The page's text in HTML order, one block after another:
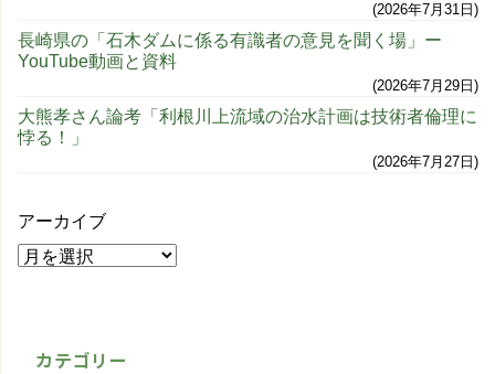
2026年7月31日
長崎県の「石木ダムに係る有識者の意見を聞く場」ー
YouTube動画と資料
2026年7月29日
大熊孝さん論考「利根川上流域の治水計画は技術者倫理に
悖る！」
2026年7月27日
アーカイブ
カテゴリー